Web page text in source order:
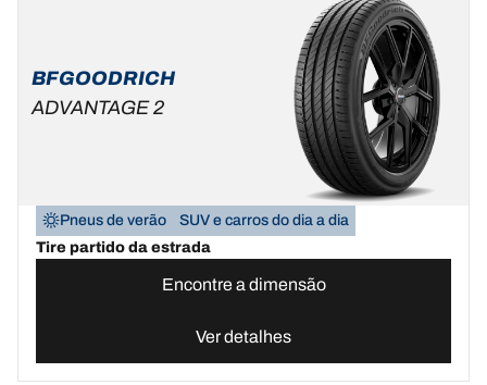
BFGOODRICH
ADVANTAGE 2
Pneus de verão
SUV e carros do dia a dia
Tire partido da estrada
Encontre a dimensão
Ver detalhes